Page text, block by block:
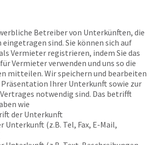
Betreiber von Unterkünften, die
eingetragen sind. Sie können sich auf
Vermieter registrieren, indem Sie das
Vermieter verwenden und uns so die
mitteilen. Wir speichern und bearbeiten
Ihrer Unterkunft sowie zur
notwendig sind. Das betrifft
wie
der Unterkunft
Unterkunft (z.B. Tel, Fax, E-Mail,